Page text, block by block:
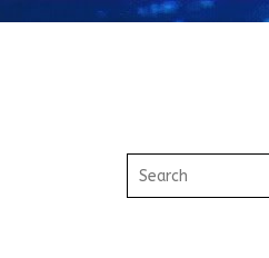
Search